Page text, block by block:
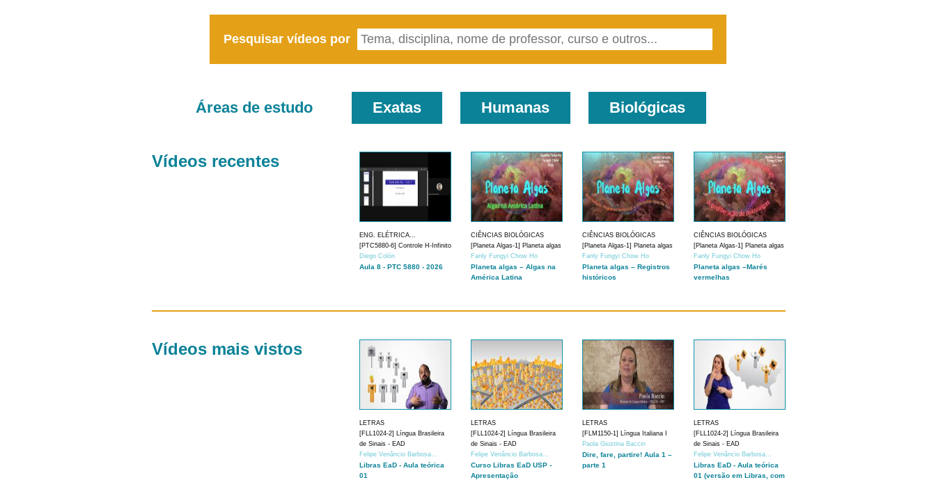
Pesquisar vídeos por
Áreas de estudo Exatas Humanas Biológicas
Vídeos recentes
ENG. ELÉTRICA...
[PTC5880-6] Controle H-Infinito
Diego Colón
Aula 8 - PTC 5880 - 2026
CIÊNCIAS BIOLÓGICAS
[Planeta Algas-1] Planeta algas
Fanly Fungyi Chow Ho
Planeta algas – Algas na
América Latina
CIÊNCIAS BIOLÓGICAS
[Planeta Algas-1] Planeta algas
Fanly Fungyi Chow Ho
Planeta algas – Registros
históricos
CIÊNCIAS BIOLÓGICAS
[Planeta Algas-1] Planeta algas
Fanly Fungyi Chow Ho
Planeta algas –Marés
vermelhas
Vídeos mais vistos
LETRAS
[FLL1024-2] Língua Brasileira
de Sinais - EAD
Felipe Venâncio Barbosa...
Libras EaD - Aula teórica
01
LETRAS
[FLL1024-2] Língua Brasileira
de Sinais - EAD
Felipe Venâncio Barbosa...
Curso Libras EaD USP -
Apresentação
LETRAS
[FLM1150-1] Língua Italiana I
Paola Giustina Baccin
Dire, fare, partire! Aula 1 –
parte 1
LETRAS
[FLL1024-2] Língua Brasileira
de Sinais - EAD
Felipe Venâncio Barbosa...
Libras EaD - Aula teórica
01 (versão em Libras, com